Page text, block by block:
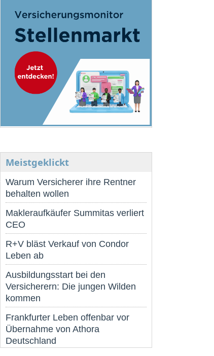
Meistgeklickt
Warum Versicherer ihre Rentner
behalten wollen
Makleraufkäufer Summitas verliert
CEO
R+V bläst Verkauf von Condor
Leben ab
Ausbildungsstart bei den
Versicherern: Die jungen Wilden
kommen
Frankfurter Leben offenbar vor
Übernahme von Athora
Deutschland